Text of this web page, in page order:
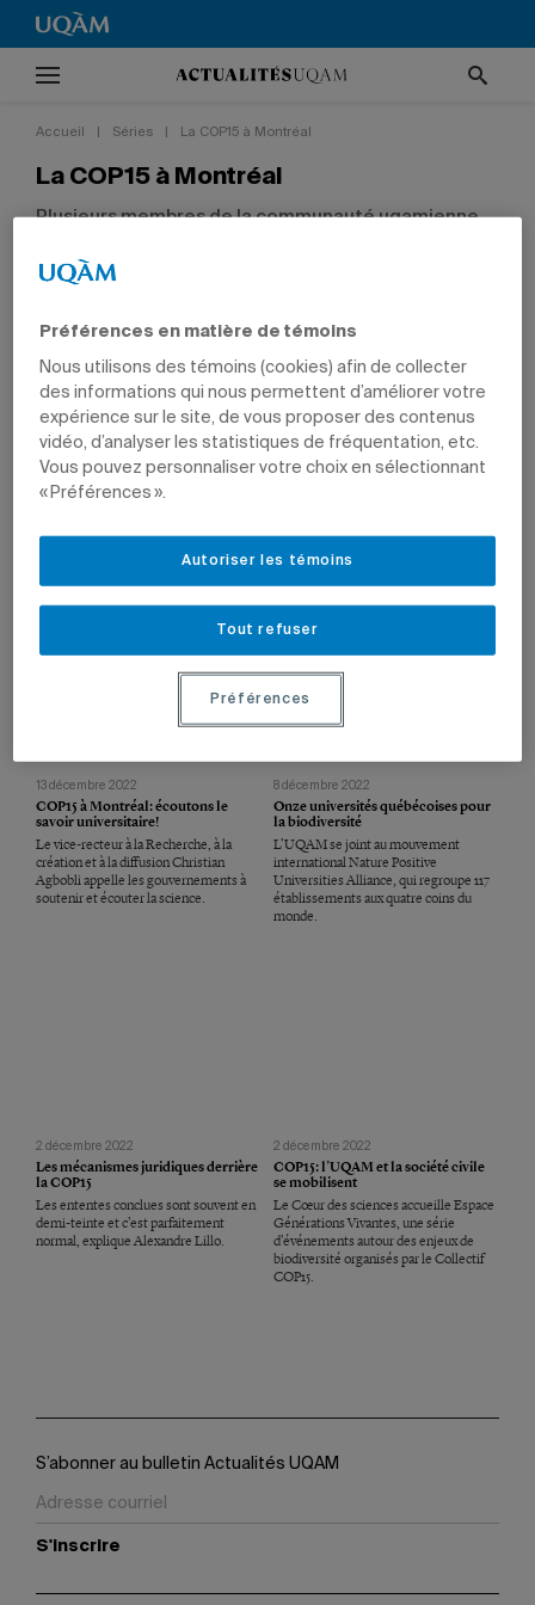
Accueil Séries La COP15 à Montréal
La COP15 à Montréal
Plusieurs membres de la communauté uqamienne
de l'ONU sur la biodiversité.
13 décembre 2022
Un colloque sur l’immobilier et la
biodiversité
l’humain et la nature seront au cœur des
13 décembre 2022
Des littéraires à la COP15
documents officiels circulant pendant
l’événement.
13 décembre 2022
COP15 à Montréal: écoutons le
savoir universitaire!
Le vice-recteur à la Recherche, à la
création et à la diffusion Christian
Agbobli appelle les gouvernements à
soutenir et écouter la science.
8 décembre 2022
Onze universités québécoises pour
la biodiversité
L’UQAM se joint au mouvement
international Nature Positive
Universities Alliance qui regroupe 117
établissements aux quatre coins du
monde.
2 décembre 2022
Les mécanismes juridiques derrière
la COP15
Les ententes conclues sont souvent en
demi-teinte et c’est parfaitement
normal, explique Alexandre Lillo.
2 décembre 2022
COP15: l’UQAM et la société civile
se mobilisent
Le Cœur des sciences accueille Espace
Générations Vivantes, une série
d’événements autour des enjeux de
biodiversité organisés par le Collectif
COP15.
S’abonner au bulletin Actualités UQAM
S'inscrire
Préférences en matière de témoins
Nous utilisons des témoins (cookies) afin de collecter
des informations qui nous permettent d’améliorer votre
expérience sur le site, de vous proposer des contenus
vidéo, d’analyser les statistiques de fréquentation, etc.
Vous pouvez personnaliser votre choix en sélectionnant
« Préférences ».
Tout refuser
Autoriser les témoins
Préférences